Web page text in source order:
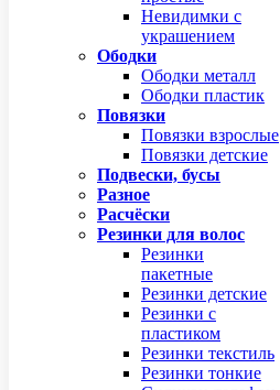
Невидимки с
украшением
Ободки
Ободки металл
Ободки пластик
Повязки
Повязки взрослые
Повязки детские
Подвески, бусы
Разное
Расчёски
Резинки для волос
Резинки
пакетные
Резинки детские
Резинки с
пластиком
Резинки текстиль
Резинки тонкие